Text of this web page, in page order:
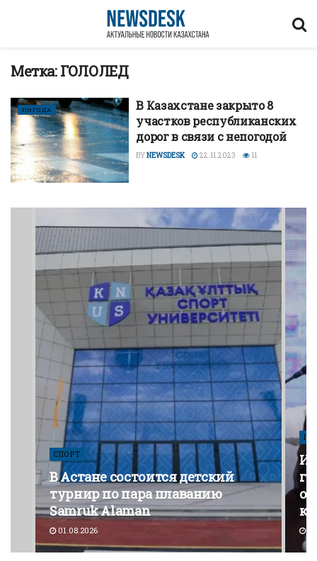
Метка:ГОЛОЛЕД
ПОГОДА
В Казахстане закрыто 8
участков республиканских
дорог в связи с непогодой
BYNEWSDESK 22.11.2023 11
СПОРТ
В Астане состоится детский
турнир по пара плаванию
Samruk Alaman
01.08.2026